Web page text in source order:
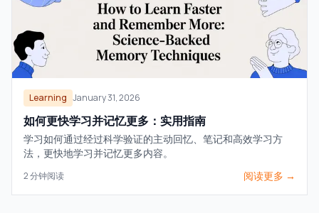
Learning January 31, 2026
如何更快学习并记忆更多：实用指南
学习如何通过经过科学验证的主动回忆、笔记和高效学习方
法，更快地学习并记忆更多内容。
2分钟阅读 阅读更多 →